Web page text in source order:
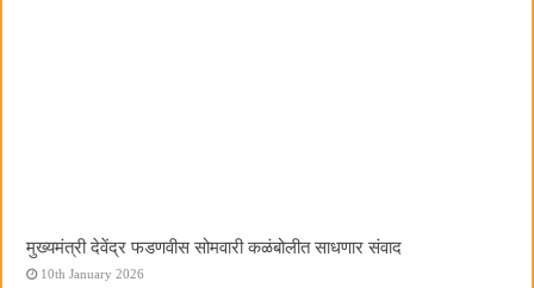
मुख्यमंत्री देवेंद्र फडणवीस सोमवारी कळंबोलीत साधणार संवाद
10th January 2026